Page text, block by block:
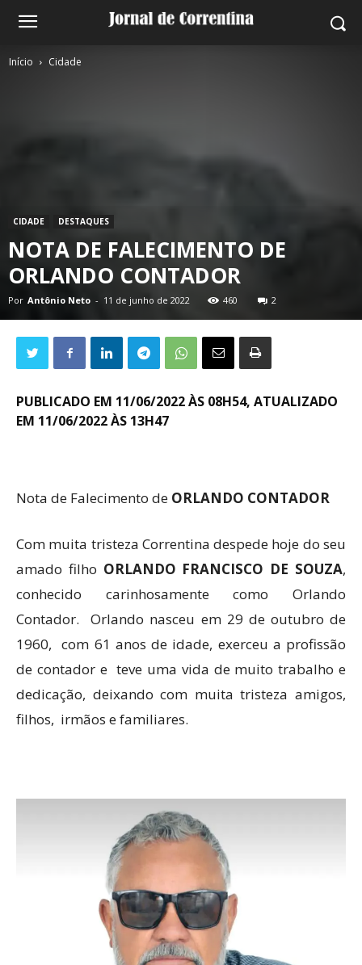
Início Cidade
CIDADE DESTAQUES
NOTA DE FALECIMENTO DE
ORLANDO CONTADOR
Por Antônio Neto - 11 de junho de 2022 460 2
PUBLICADO EM 11/06/2022 ÀS 08H54, ATUALIZADO
EM 11/06/2022 ÀS 13H47
Nota de Falecimento de ORLANDO CONTADOR
Com muita tristeza Correntina despede hoje do seu
amado filho ORLANDO FRANCISCO DE SOUZA,
conhecido carinhosamente como Orlando
Contador. Orlando nasceu em 29 de outubro de
1960, com 61 anos de idade, exerceu a profissão
de contador e teve uma vida de muito trabalho e
dedicação, deixando com muita tristeza amigos,
filhos, irmãos e familiares.